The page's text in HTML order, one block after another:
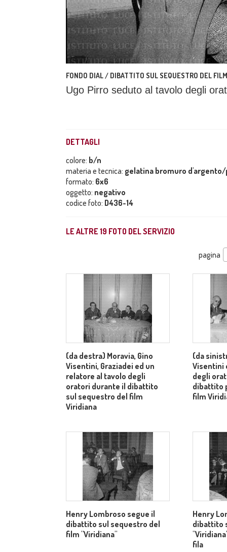
FONDO DIAL / DIBATTITO SUL SEQUESTRO DEL
Ugo Pirro seduto al tavolo degli
DETTAGLI
colore: b/n
materia e tecnica: gelatina bromuro
formato: 6x6
oggetto: negativo
codice foto: D436-14
LE ALTRE19 FOTO DEL SERVIZIO
pagina
(da destra) Moravia, Gino
Visentini, Graziadei ed un
relatore al tavolo degli
oratori durante il dibattito
sul sequestro del film
Viridiana
(da
Visentini
degli
dibattito
film
Henry Lombroso segue il
dibattito sul sequestro del
film "Viridiana"
Henry
dibattito
fila